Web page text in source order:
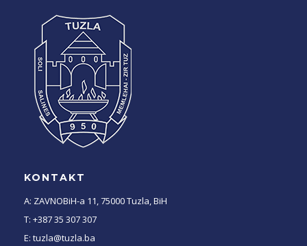
KONTAKT
A: ZAVNOBiH-a 11, 75000 Tuzla, BiH
T: +387 35 307 307
E: tuzla@tuzla.ba